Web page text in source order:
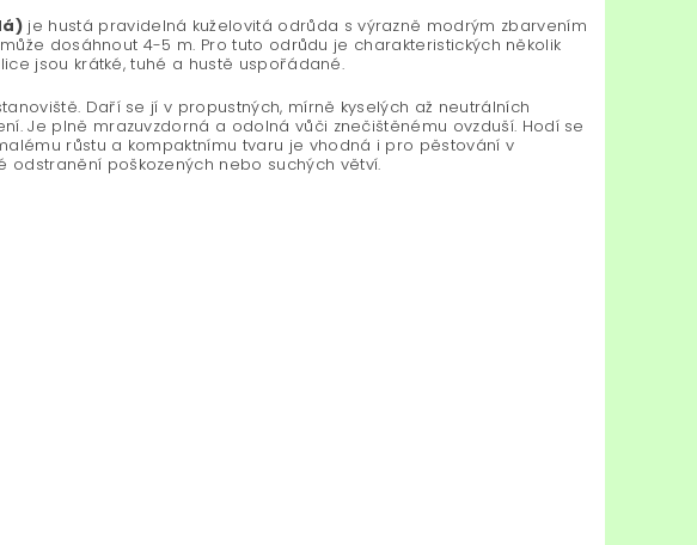
je hustá pravidelná kuželovitá odrůda s výrazně modrým zbarvením
dosáhnout 4-5 m. Pro tuto odrůdu je charakteristických několik
jsou krátké, tuhé a hustě uspořádané.
Daří se jí v propustných, mírně kyselých až neutrálních
Je plně mrazuvzdorná a odolná vůči znečištěnému ovzduší. Hodí se
růstu a kompaktnímu tvaru je vhodná i pro pěstování v
poškozených nebo suchých větví.